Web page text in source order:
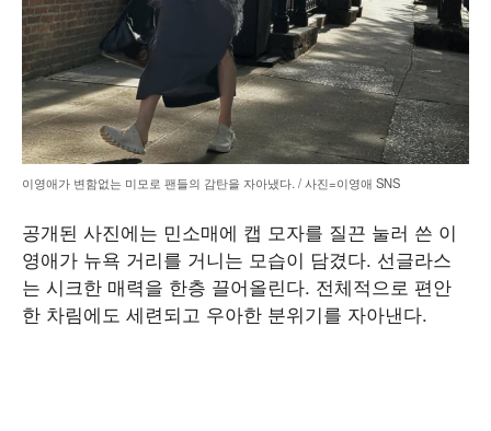
이영애가 변함없는 미모로 팬들의 감탄을 자아냈다. / 사진=이영애 SNS
공개된 사진에는 민소매에 캡 모자를 질끈 눌러 쓴 이
영애가 뉴욕 거리를 거니는 모습이 담겼다. 선글라스
는 시크한 매력을 한층 끌어올린다. 전체적으로 편안
한 차림에도 세련되고 우아한 분위기를 자아낸다.